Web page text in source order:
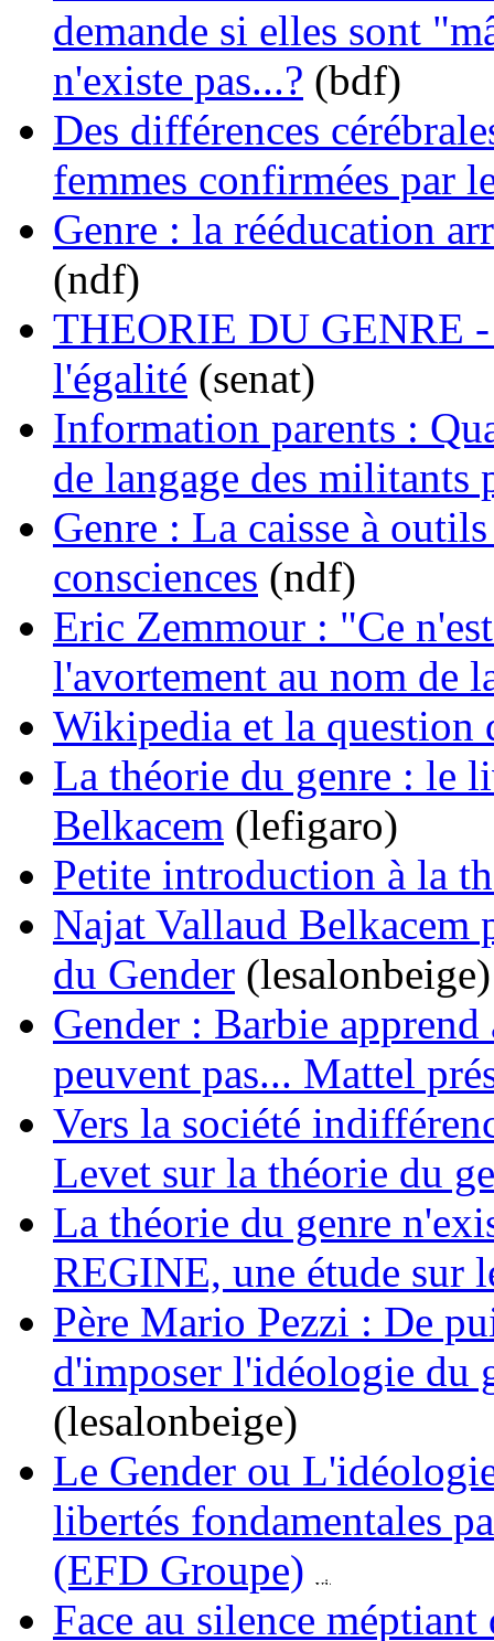
demande si elles sont
n'existe pas...? (bdf)
Des différences
femmes confirmées par
Genre : la rééducation
(ndf)
THEORIE DU GENRE
l'égalité (senat)
Information parents :
de langage des militants
Genre : La caisse à
consciences (ndf)
Eric Zemmour : "Ce
l'avortement au nom de
Wikipedia et la question
La théorie du genre : le
Belkacem (lefigaro)
Petite introduction à la
Najat Vallaud Belkacem
du Gender (lesalonbeige)
Gender : Barbie
peuvent pas... Mattel
Vers la société
Levet sur la théorie du
La théorie du genre
REGINE, une étude sur
Père Mario Pezzi : De
d'imposer l'idéologie du
(lesalonbeige)
Le Gender ou
libertés fondamentales
(EFD Groupe)
Face au silence